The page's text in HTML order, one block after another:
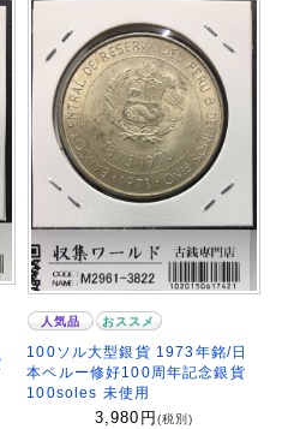
人気品 おススメ
100ソル大型銀貨 1973年銘/日
本ペルー修好100周年記念銀貨
100soles 未使用
3,980 円 (税別)